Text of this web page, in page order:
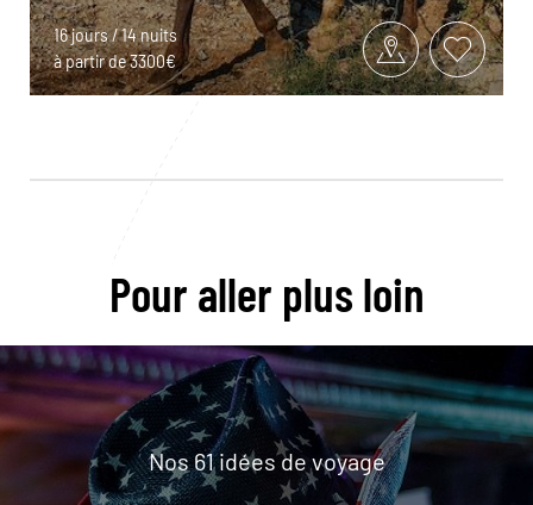
16 jours / 14 nuits
à partir de 3300€
Pour aller plus loin
Nos 61 idées de voyage